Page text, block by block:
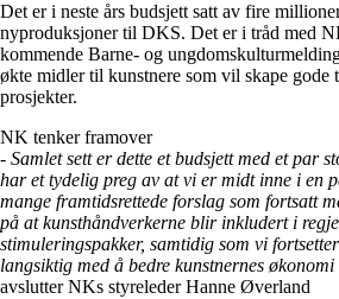
Det er i neste års budsjett satt av fire
nyproduksjoner til DKS. Det er i tråd med
kommende Barne- og
økte midler til kunstnere som vil skape gode
prosjekter.
NK tenker framover
- Samlet sett er dette et budsjett med et par
har et tydelig preg av at vi er midt inne i en
mange framtidsrettede forslag som fortsatt
på at kunsthåndverkerne blir inkludert i
stimuleringspakker, samtidig som vi
langsiktig med å bedre kunstnernes
avslutter NKs styreleder Hanne Øverland